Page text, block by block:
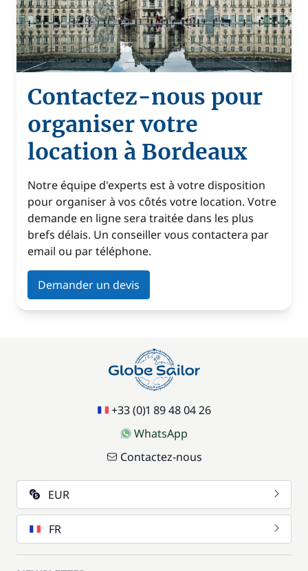
Contactez-nous pour
organiser votre
location à Bordeaux
Notre équipe d'experts est à votre disposition
pour organiser à vos côtés votre location. Votre
demande en ligne sera traitée dans les plus
brefs délais. Un conseiller vous contactera par
email ou par téléphone.
Demander un devis
+33 (0)1 89 48 04 26
WhatsApp
Contactez-nous
EUR
FR